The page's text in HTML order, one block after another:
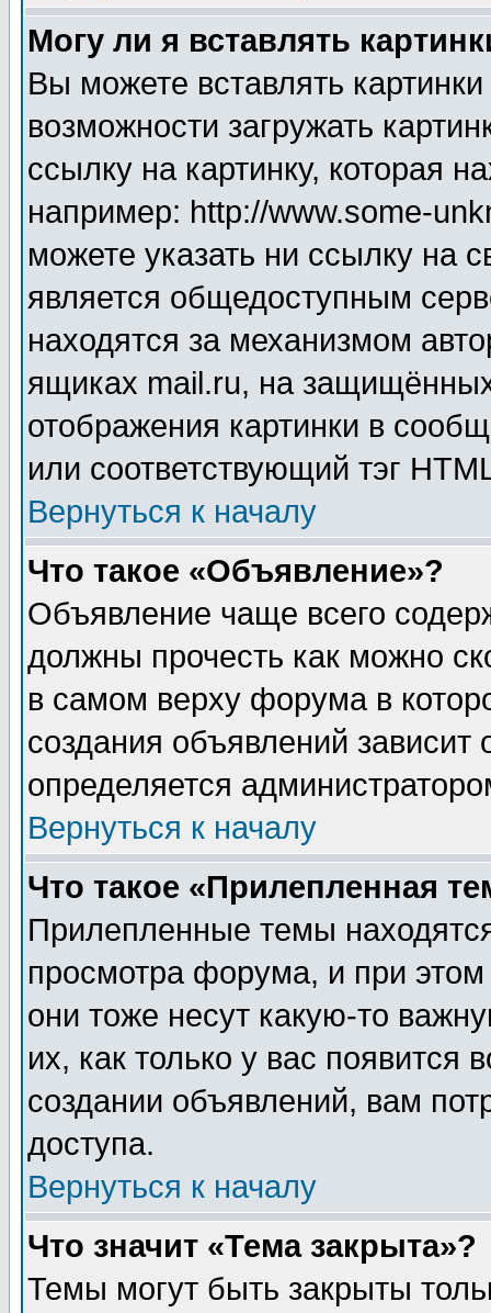
Могу ли я вставлять
Вы можете вставлять
возможности загружать
ссылку на картинку, которая
например: http://www.some-
можете указать ни ссылку на
является общедоступным
находятся за механизмом
ящиках mail.ru, на
отображения картинки в
или соответствующий тэг
Вернуться к началу
Что такое «Объявление»?
Объявление чаще всего
должны прочесть как можно
в самом верху форума в
создания объявлений зависит
определяется
Вернуться к началу
Что такое «Прилепленная
Прилепленные темы
просмотра форума, и при
они тоже несут какую-то
их, как только у вас появится
создании объявлений, вам
доступа.
Вернуться к началу
Что значит «Тема закрыта»?
Темы могут быть закрыты